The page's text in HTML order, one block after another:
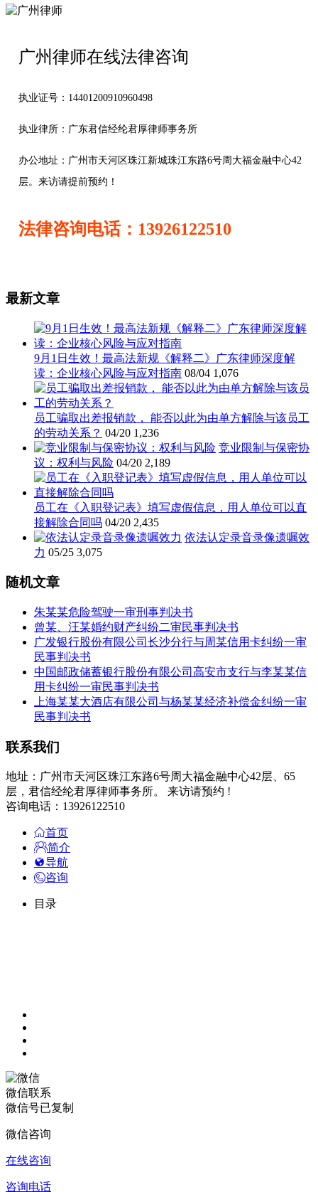
广州律师在线法律咨询
执业证号：14401200910960498
执业律所：广东君信经纶君厚律师事务所
办公地址： 广州市天河区珠江新城珠江东路6号周大福金融中心42
层。来访请提前预约！
法律咨询电话：13926122510
最新文章
9月1日生效！最高法新规《解释二》广东律师深度解
读：企业核心风险与应对指南 08/04 1,076
员工骗取出差报销款， 能否以此为由单方解除与该员工
的劳动关系？ 04/20 1,236
竞业限制与保密协
议：权利与风险 04/20 2,189
员工在《入职登记表》填写虚假信息，用人单位可以直
接解除合同吗 04/20 2,435
依法认定录音录像遗嘱效
力 05/25 3,075
随机文章
朱某某危险驾驶一审刑事判决书
曾某、汪某婚约财产纠纷二审民事判决书
广发银行股份有限公司长沙分行与周某信用卡纠纷一审
民事判决书
中国邮政储蓄银行股份有限公司高安市支行与李某某信
用卡纠纷一审民事判决书
上海某某大酒店有限公司与杨某某经济补偿金纠纷一审
民事判决书
联系我们
地址：广州市天河区珠江东路6号周大福金融中心42层、65
层，君信经纶君厚律师事务所。 来访请预约 !
咨询电话：13926122510
首页
简介
导航
咨询
目录
微信联系
微信号已复制
微信咨询
在线咨询
咨询电话